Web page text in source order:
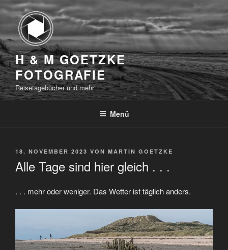
Zum
Inhalt
springen
H & M GOETZKE
FOTOGRAFIE
Reisetagebücher und mehr
Menü
VERÖFFENTLICHT
18. NOVEMBER 2023 VON MARTIN GOETZKE
Alle Tage sind hier gleich . . .
. . . mehr oder weniger. Das Wetter ist täglich anders.